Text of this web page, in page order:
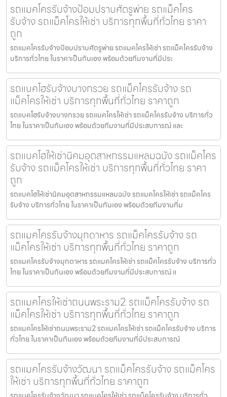
รถแมคโครรับจ้างป้อมปราบศัตรูพ่าย รถแม็คโคร
รับจ้าง รถแม็คโครให้เช่า บริการทุกพื้นที่ทั่วไทย ราคา
ถูก
รถแมคโครรับจ้างป้อมปราบศัตรูพ่าย รถแมคโครให้เช่า รถแม็คโครรับจ้าง
บริการทั่วไทย ในราคาเป็นกันเอง พร้อมด้วยทีมงานที่มีประ
รถแบคโฮรับจ้างบางกรวย รถแม็คโครรับจ้าง รถ
แม็คโครให้เช่า บริการทุกพื้นที่ทั่วไทย ราคาถูก
รถแบคโฮรับจ้างบางกรวย รถแมคโครให้เช่า รถแม็คโครรับจ้าง บริการทั่ว
ไทย ในราคาเป็นกันเอง พร้อมด้วยทีมงานที่มีประสบการณ์ และ
รถแบคโฮให้เช่านิคมอุตสาหกรรมแหลมฉบัง รถแม็คโคร
รับจ้าง รถแม็คโครให้เช่า บริการทุกพื้นที่ทั่วไทย ราคา
ถูก
รถแบคโฮให้เช่านิคมอุตสาหกรรมแหลมฉบัง รถแมคโครให้เช่า รถแม็คโคร
รับจ้าง บริการทั่วไทย ในราคาเป็นกันเอง พร้อมด้วยทีมงานที่ม
รถแมคโครรับจ้างมุกดาหาร รถแม็คโครรับจ้าง รถ
แม็คโครให้เช่า บริการทุกพื้นที่ทั่วไทย ราคาถูก
รถแมคโครรับจ้างมุกดาหาร รถแมคโครให้เช่า รถแม็คโครรับจ้าง บริการทั่ว
ไทย ในราคาเป็นกันเอง พร้อมด้วยทีมงานที่มีประสบการณ์ แ
รถแมคโครให้เช่าถนนพระราม2 รถแม็คโครรับจ้าง รถ
แม็คโครให้เช่า บริการทุกพื้นที่ทั่วไทย ราคาถูก
รถแมคโครให้เช่าถนนพระราม2 รถแมคโครให้เช่า รถแม็คโครรับจ้าง บริการ
ทั่วไทย ในราคาเป็นกันเอง พร้อมด้วยทีมงานที่มีประสบการณ์
รถแมคโครรับจ้างวัฒนา รถแม็คโครรับจ้าง รถแม็คโคร
ให้เช่า บริการทุกพื้นที่ทั่วไทย ราคาถูก